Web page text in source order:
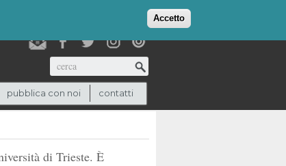
Accetto
(0)
Cerca
pubblica con noi contatti
di Trieste. È